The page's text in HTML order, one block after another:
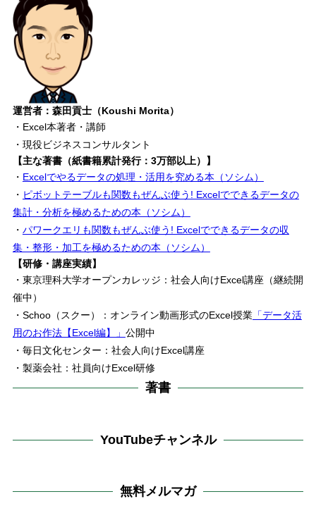
運営者：森田貢士（Koushi Morita）
・Excel本著者・講師
・現役ビジネスコンサルタント
【主な著書（紙書籍累計発行：3万部以上）】
・ Excelでやるデータの処理・活用を究める本（ソシム）
・ ピボットテーブルも関数もぜんぶ使う! Excelでできるデータの
集計・分析を極めるための本（ソシム）
・ パワークエリも関数もぜんぶ使う! Excelでできるデータの収
集・整形・加工を極めるための本（ソシム）
【研修・講座実績】
・東京理科大学オープンカレッジ：社会人向けExcel講座（継続開
催中）
・Schoo（スクー）：オンライン動画形式のExcel授業「データ活
用のお作法【Excel編】」 公開中
・毎日文化センター：社会人向けExcel講座
・製薬会社：社員向けExcel研修
著書
YouTubeチャンネル
無料メルマガ